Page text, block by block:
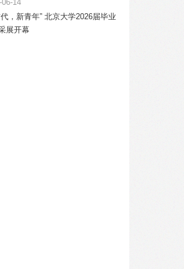
06-14
代，新青年” 北京大学2026届毕业
展开幕